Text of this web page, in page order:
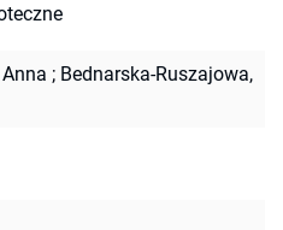
; Bednarska-Ruszajowa,